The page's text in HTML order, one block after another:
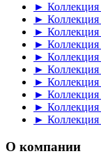
► Коллекция
► Коллекция
►
►
► Коллекция
► Коллекция
► Коллекция
► Коллекция
► Коллекция
► Коллекция
О компании